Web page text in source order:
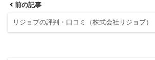
前の記事
リジョブの評判・口コミ（株式会社リジョブ）